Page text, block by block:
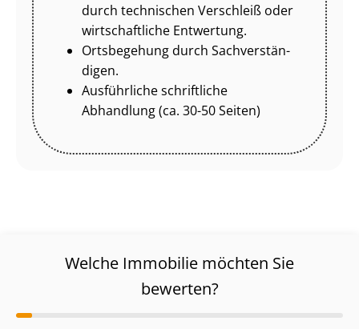
durch technischen Verschleiß oder
wirtschaftliche Entwertung.
Ortsbegehung durch Sach­ver­stän­
di­gen.
Ausführliche schriftliche
Abhandlung (ca. 30-50 Seiten)
Welche Immobilie möchten Sie
bewerten?